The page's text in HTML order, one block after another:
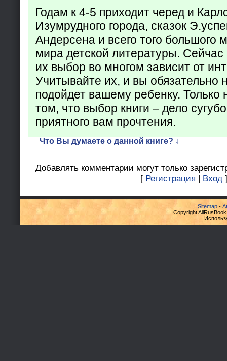
Годам к 4-5 приходит черед и
Изумрудного города, сказок
Андерсена и всего того большого
мира детской литературы. Сейчас
их выбор во многом зависит от
Учитывайте их, и вы обязательно
подойдет вашему ребенку. Только
том, что выбор книги – дело
приятного вам прочтения.
Что Вы думаете о данной книге? ↓
Добавлять комментарии могут только
[ Регистрация | Вход ]
Sitemap-
Copyright